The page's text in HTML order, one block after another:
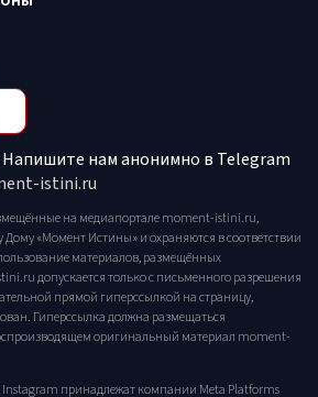
нам анонимно в Telegram
istini.ru
на медиапортале moment-istini.ru,
«Момент Истины» и охраняются в соответствии
материалов, размещённых
допускается только с письменного разрешения
прямой гиперссылкой на страницу,
Гиперссылка должна размещаться
оригинальный материал moment-
Instagram принадлежат компании Meta Platforms